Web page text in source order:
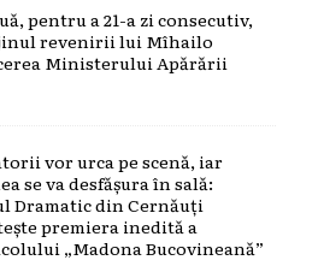
pentru a 21-a zi consecutiv,
revenirii lui Mîhailo
Ministerului Apărării
vor urca pe scenă, iar
se va desfășura în sală:
Dramatic din Cernăuți
premiera inedită a
„Madona Bucovineană”